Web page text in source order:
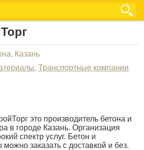
Казань
, Транспортные компании
это производитель бетона и
в городе Казань. Организация
спектр услуг. Бетон и
заказать с доставкой и без.